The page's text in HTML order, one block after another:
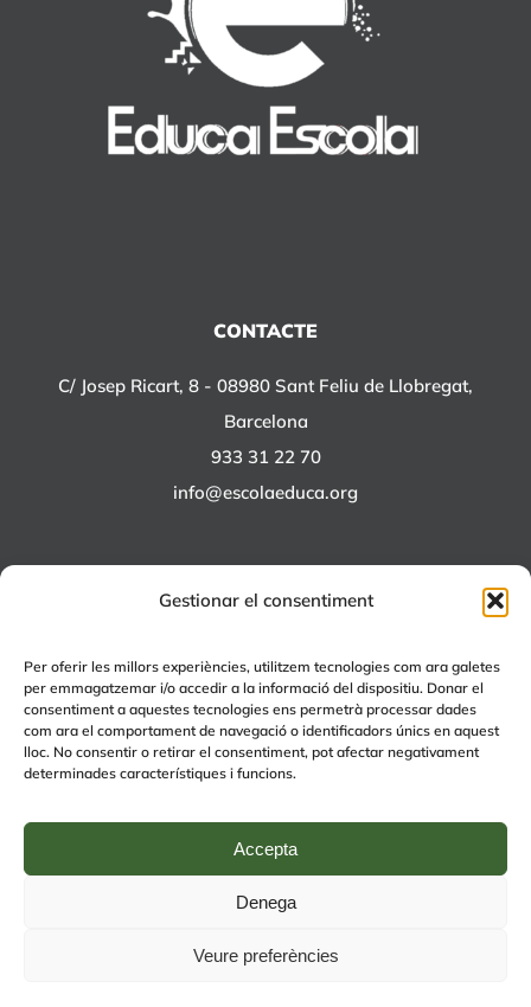
Gestionar el consentiment
Per oferir les millors experiències, utilitzem tecnologies com ara galetes
per emmagatzemar i/o accedir a la informació del dispositiu. Donar el
consentiment a aquestes tecnologies ens permetrà processar dades
com ara el comportament de navegació o identificadors únics en aquest
lloc. No consentir o retirar el consentiment, pot afectar negativament
determinades característiques i funcions.
Accepta
Denega
Veure preferències
CONTACTE
C/ Josep Ricart, 8 - 08980 Sant Feliu de Llobregat,
Barcelona
933 31 22 70
info@escolaeduca.org
+EDUCA
EDUCA Espai Lúdic
EDUCA Serveis
privacitat (RGPD)| byrmdisseny